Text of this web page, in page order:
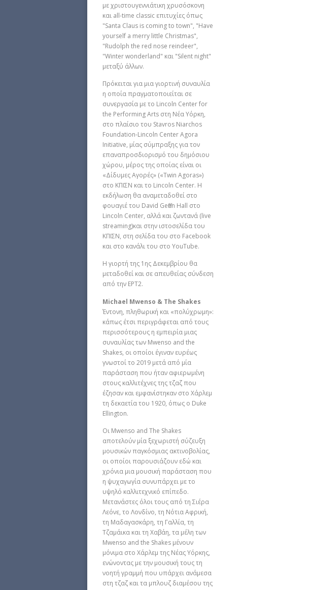
με χριστουγεννιάτικη χρυσόσκονη
και all-time classic επιτυχίες όπως
"Santa Claus is coming to town", "Have
yourself a merry little Christmas",
"Rudolph the red nose reindeer",
"Winter wonderland" και "Silent night"
μεταξύ άλλων.
Πρόκειται για μια γιορτινή συναυλία
η οποία πραγματοποιείται σε
συνεργασία με το Lincoln Center for
the Performing Arts στη Νέα Υόρκη,
στο πλαίσιο του Stavros Niarchos
Foundation-Lincoln Center Agora
Initiative, μίας σύμπραξης για τον
επαναπροσδιορισμό του δημόσιου
χώρου, μέρος της οποίας είναι οι
«Δίδυμες Αγορές» («Twin Agoras»)
στο ΚΠΙΣΝ και το Lincoln Center. Η
εκδήλωση θα αναμεταδοθεί στο
φουαγιέ του David Geffen Hall στο
Lincoln Center, αλλά και ζωντανά (live
streaming)και στην ιστοσελίδα του
ΚΠΙΣΝ, στη σελίδα του στο Facebook
και στο κανάλι του στο YouTube.
Η γιορτή της 1ης Δεκεμβρίου θα
μεταδοθεί και σε απευθείας σύνδεση
από την ΕΡΤ2.
Michael Mwenso & The Shakes
Έντονη, πληθωρική και «πολύχρωμη»:
κάπως έτσι περιγράφεται από τους
περισσότερους η εμπειρία μιας
συναυλίας των Mwenso and the
Shakes, οι οποίοι έγιναν ευρέως
γνωστοί το 2019 μετά από μία
παράσταση που ήταν αφιερωμένη
στους καλλιτέχνες της τζαζ που
έζησαν και εμφανίστηκαν στο Χάρλεμ
τη δεκαετία του 1920, όπως ο Duke
Ellington.
Οι Mwenso and The Shakes
αποτελούν μία ξεχωριστή σύζευξη
μουσικών παγκόσμιας ακτινοβολίας,
οι οποίοι παρουσιάζουν εδώ και
χρόνια μια μουσική παράσταση που
η ψυχαγωγία συνυπάρχει με το
υψηλό καλλιτεχνικό επίπεδο.
Μετανάστες όλοι τους από τη Σιέρα
Λεόνε, το Λονδίνο, τη Νότια Αφρική,
τη Μαδαγασκάρη, τη Γαλλία, τη
Τζαμάικα και τη Χαβάη, τα μέλη των
Mwenso and the Shakes μένουν
μόνιμα στο Χάρλεμ της Νέας Υόρκης,
ενώνοντας με την μουσική τους τη
νοητή γραμμή που υπάρχει ανάμεσα
στη τζαζ και τα μπλουζ διαμέσου της